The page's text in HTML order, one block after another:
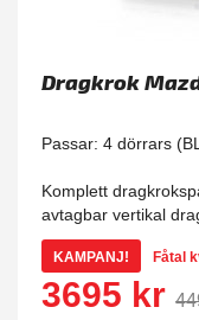
Dragkrok
Passar: 4 dörrars
Komplett
avtagbar vertikal
KAMPANJ! Fåtal
3695 kr